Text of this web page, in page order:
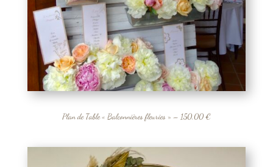
Plan de Table « Balconnières fleuries » – 150,00 €